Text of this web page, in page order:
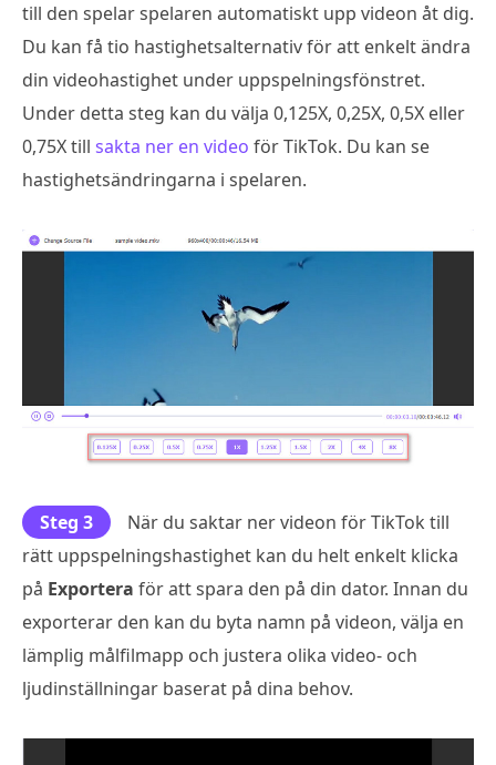
till den spelar spelaren automatiskt upp videon åt dig.
Du kan få tio hastighetsalternativ för att enkelt ändra
din videohastighet under uppspelningsfönstret.
Under detta steg kan du välja 0,125X, 0,25X, 0,5X eller
0,75X till sakta ner en video för TikTok. Du kan se
hastighetsändringarna i spelaren.
Steg 3
När du saktar ner videon för TikTok till
rätt uppspelningshastighet kan du helt enkelt klicka
på Exportera för att spara den på din dator. Innan du
exporterar den kan du byta namn på videon, välja en
lämplig målfilmapp och justera olika video- och
ljudinställningar baserat på dina behov.